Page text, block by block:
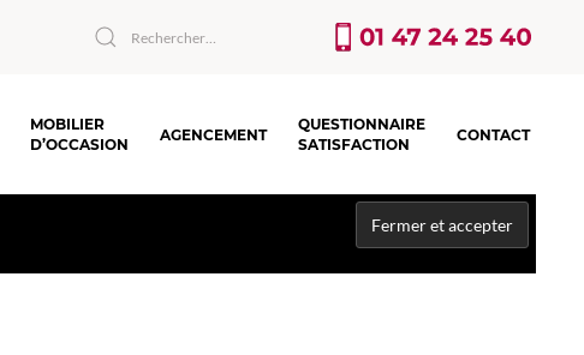
MOBILIER
D’OCCASION
AGENCEMENT
QUESTIONNAIRE
SATISFACTION
CONTACT